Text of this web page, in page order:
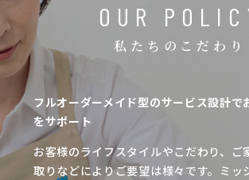
OUR
私たちのこだわり
フルオーダーメイド型のサービス設計で
をサポート
お客様のライフスタイルやこだわり、ご
取りなどによりご要望は様々です。ミッ